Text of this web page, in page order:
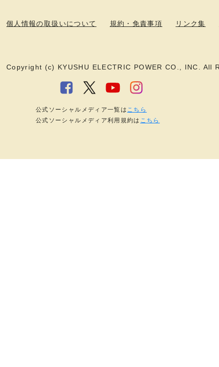
個人情報の取扱いについて 規約・免責事項 リンク集
Copyright (c) KYUSHU ELECTRIC POWER CO., INC. All
公式ソーシャルメディア一覧は こちら
公式ソーシャルメディア利用規約は こちら